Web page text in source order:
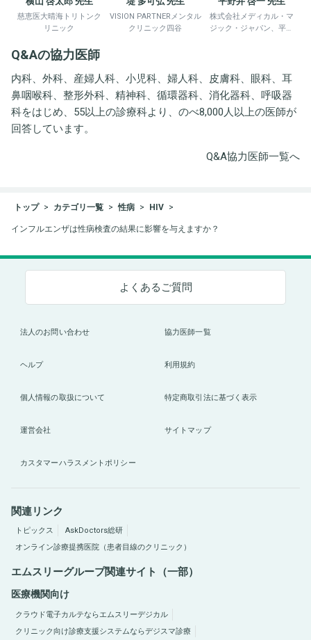
慈恵医大晴海トリトンク
リニック
VISION PARTNERメンタル
クリニック四谷
株式会社メディカル・マ
ジック・ジャパン、平野
Q&Aの協力医師
内科、外科、産婦人科、小児科、婦人科、皮膚科、眼科、耳
鼻咽喉科、整形外科、精神科、循環器科、消化器科、呼吸器
科をはじめ、55以上の診療科より、のべ8,000人以上の医師が
回答しています。
Q&A協力医師一覧へ
トップ カテゴリ一覧 性病 HIV
インフルエンザは性病検査の結果に影響を与えますか？
よくあるご質問
法人のお問い合わせ 協力医師一覧
ヘルプ 利用規約
個人情報の取扱について 特定商取引法に基づく表示
運営会社 サイトマップ
カスタマーハラスメントポリシー
関連リンク
トピックス
AskDoctors総研
オンライン診療提携医院（患者目線のクリニック）
エムスリーグループ関連サイト（一部）
医療機関向け
クラウド電子カルテならエムスリーデジカル
クリニック向け診療支援システムならデジスマ診療